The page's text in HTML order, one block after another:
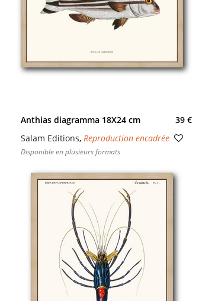
Anthias diagramma 18X24 cm
39 €
Salam Editions,Reproduction encadrée
Disponible en plusieurs formats